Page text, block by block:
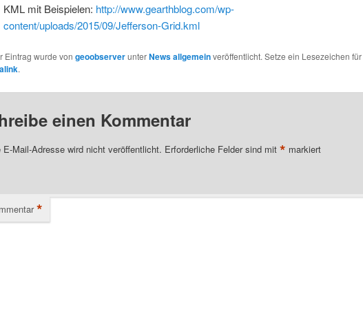
KML mit Beispielen: http://www.gearthblog.com/wp-
content/uploads/2015/09/Jefferson-Grid.kml
Eintrag wurde von geoobserverunterNews allgemeinveröffentlicht. Setze ein Lesezeichen
.
einen Kommentar
E-Mail-Adresse wird nicht veröffentlicht. Erforderliche Felder sind mit * markiert
*